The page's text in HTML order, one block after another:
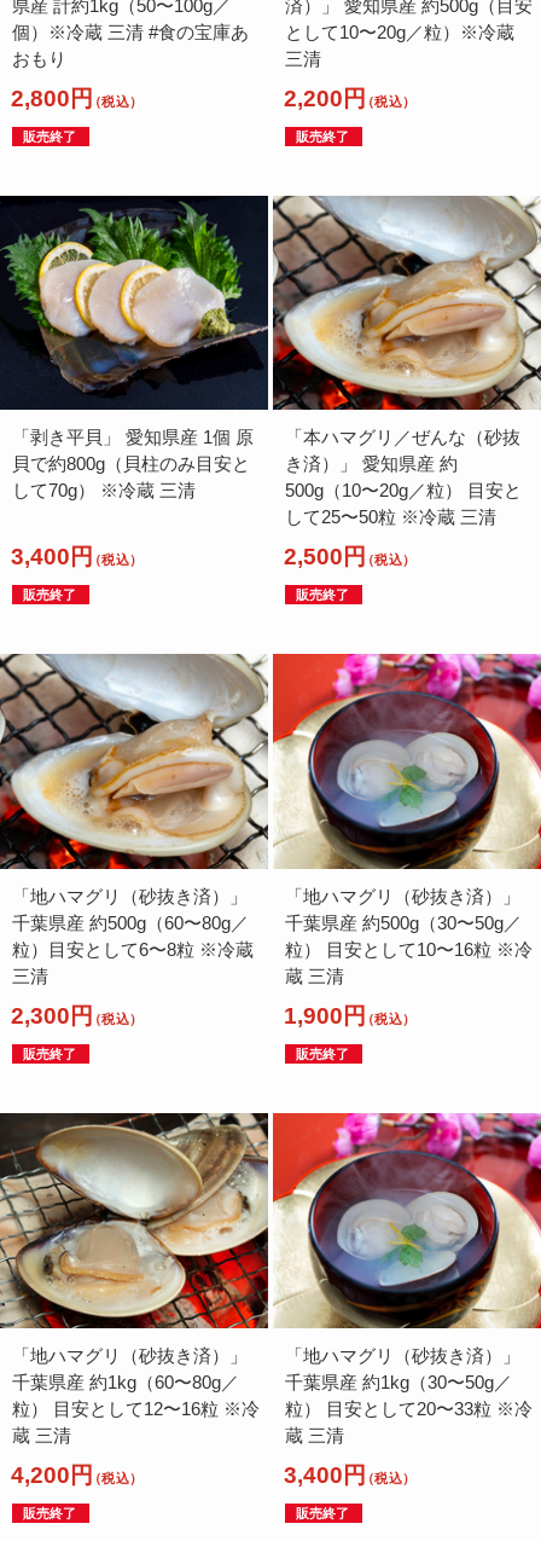
県産 計約1kg（50〜100g／
個）※冷蔵 三清 #食の宝庫あ
おもり
2,800円（税込）
販売終了
済）」 愛知県産 約500g（目安
として10〜20g／粒）※冷蔵
三清
2,200円（税込）
販売終了
「剥き平貝」 愛知県産 1個 原
貝で約800g（貝柱のみ目安と
して70g） ※冷蔵 三清
3,400円（税込）
販売終了
「本ハマグリ／ぜんな（砂抜
き済）」 愛知県産 約
500g（10〜20g／粒） 目安と
して25〜50粒 ※冷蔵 三清
2,500円（税込）
販売終了
「地ハマグリ（砂抜き済）」
千葉県産 約500g（60〜80g／
粒）目安として6〜8粒 ※冷蔵
三清
2,300円（税込）
販売終了
「地ハマグリ（砂抜き済）」
千葉県産 約500g（30〜50g／
粒） 目安として10〜16粒 ※冷
蔵 三清
1,900円（税込）
販売終了
「地ハマグリ（砂抜き済）」
千葉県産 約1kg（60〜80g／
粒） 目安として12〜16粒 ※冷
蔵 三清
4,200円（税込）
販売終了
「地ハマグリ（砂抜き済）」
千葉県産 約1kg（30〜50g／
粒） 目安として20〜33粒 ※冷
蔵 三清
3,400円（税込）
販売終了